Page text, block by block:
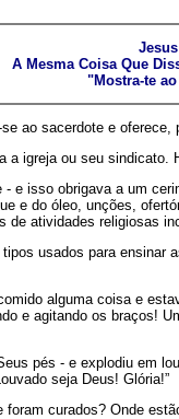
A Mesma Coisa Que
"Mostra-te
ao sacerdote e
igreja ou seu sindicato.
e isso obrigava a um
e do óleo, unções,
de atividades religiosas
usados para
alguma coisa e
e agitando os braços!
pés - e explodiu em
seja Deus! Glória!”
curados? Onde